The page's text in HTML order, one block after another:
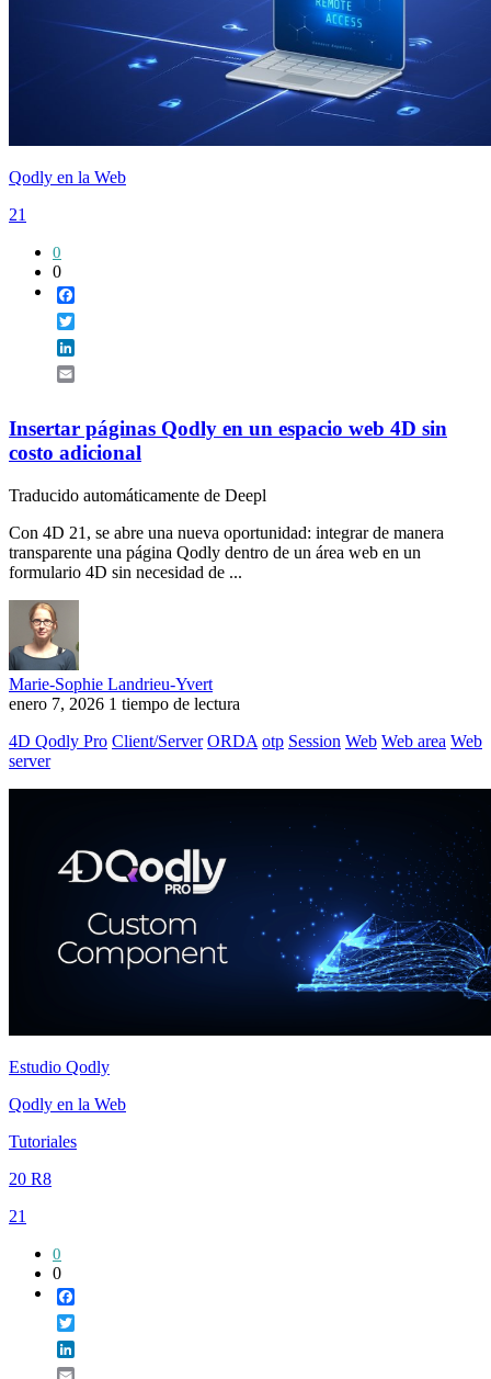
Qodly en la Web
21
0
0
Insertar páginas Qodly en un espacio web 4D sin
costo adicional
Traducido automáticamente de Deepl
Con 4D 21, se abre una nueva oportunidad: integrar de manera
transparente una página Qodly dentro de un área web en un
formulario 4D sin necesidad de ...
Marie-Sophie Landrieu-Yvert
enero 7, 2026 1 tiempo de lectura
4D Qodly Pro Client/Server ORDA otp Session Web Web area Web
server
Estudio Qodly
Qodly en la Web
Tutoriales
20 R8
21
0
0